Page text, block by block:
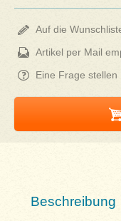
Auf die
Artikel per Mail
Eine Frage stellen
Beschreibung